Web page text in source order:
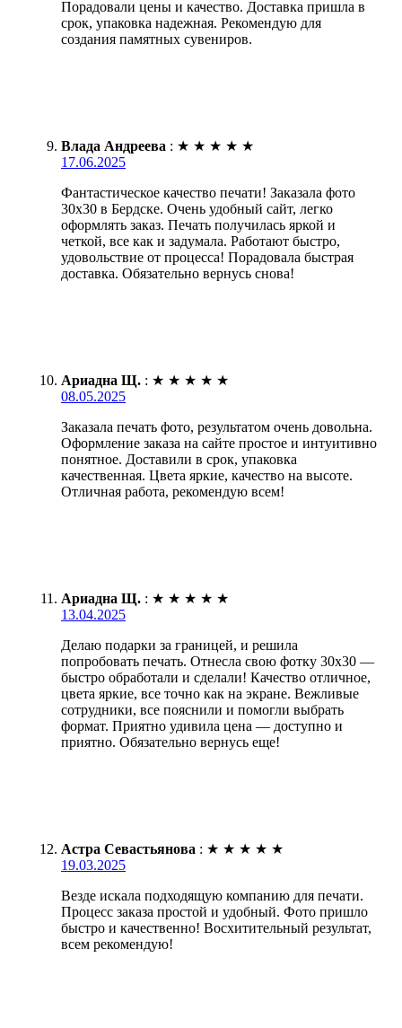
Порадовали цены и качество. Доставка пришла в
срок, упаковка надежная. Рекомендую для
создания памятных сувениров.
Влада Андреева : ★ ★ ★ ★ ★
17.06.2025
Фантастическое качество печати! Заказала фото
30х30 в Бердске. Очень удобный сайт, легко
оформлять заказ. Печать получилась яркой и
четкой, все как и задумала. Работают быстро,
удовольствие от процесса! Порадовала быстрая
доставка. Обязательно вернусь снова!
Ариадна Щ. : ★ ★ ★ ★ ★
08.05.2025
Заказала печать фото, результатом очень довольна.
Оформление заказа на сайте простое и интуитивно
понятное. Доставили в срок, упаковка
качественная. Цвета яркие, качество на высоте.
Отличная работа, рекомендую всем!
Ариадна Щ. : ★ ★ ★ ★ ★
13.04.2025
Делаю подарки за границей, и решила
попробовать печать. Отнесла свою фотку 30х30 —
быстро обработали и сделали! Качество отличное,
цвета яркие, все точно как на экране. Вежливые
сотрудники, все пояснили и помогли выбрать
формат. Приятно удивила цена — доступно и
приятно. Обязательно вернусь еще!
Астра Севастьянова : ★ ★ ★ ★ ★
19.03.2025
Везде искала подходящую компанию для печати.
Процесс заказа простой и удобный. Фото пришло
быстро и качественно! Восхитительный результат,
всем рекомендую!